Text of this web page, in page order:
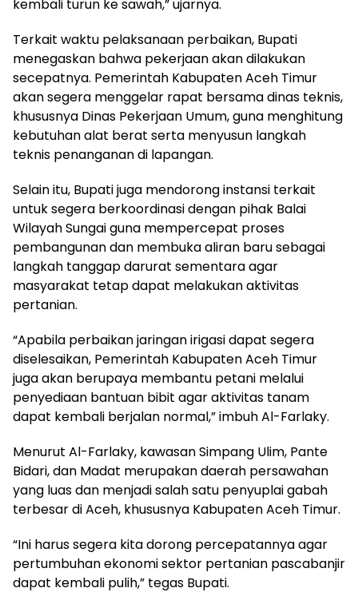
kembali turun ke sawah,” ujarnya.
Terkait waktu pelaksanaan perbaikan, Bupati
menegaskan bahwa pekerjaan akan dilakukan
secepatnya. Pemerintah Kabupaten Aceh Timur
akan segera menggelar rapat bersama dinas teknis,
khususnya Dinas Pekerjaan Umum, guna menghitung
kebutuhan alat berat serta menyusun langkah
teknis penanganan di lapangan.
Selain itu, Bupati juga mendorong instansi terkait
untuk segera berkoordinasi dengan pihak Balai
Wilayah Sungai guna mempercepat proses
pembangunan dan membuka aliran baru sebagai
langkah tanggap darurat sementara agar
masyarakat tetap dapat melakukan aktivitas
pertanian.
“Apabila perbaikan jaringan irigasi dapat segera
diselesaikan, Pemerintah Kabupaten Aceh Timur
juga akan berupaya membantu petani melalui
penyediaan bantuan bibit agar aktivitas tanam
dapat kembali berjalan normal,” imbuh Al-Farlaky.
Menurut Al-Farlaky, kawasan Simpang Ulim, Pante
Bidari, dan Madat merupakan daerah persawahan
yang luas dan menjadi salah satu penyuplai gabah
terbesar di Aceh, khususnya Kabupaten Aceh Timur.
“Ini harus segera kita dorong percepatannya agar
pertumbuhan ekonomi sektor pertanian pascabanjir
dapat kembali pulih,” tegas Bupati.